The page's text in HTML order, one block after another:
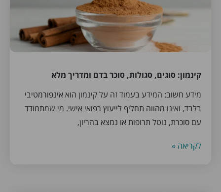
קינמון: סוגים, סגולות, סוכר בדם ומדריך מלא
מידע חשוב: המידע בעמוד זה על קינמון הוא אינפורמטיבי
בלבד, ואינו מהווה תחליף לייעוץ רפואי אישי. מי שמתמודד
עם סוכרת, נוטל תרופות או נמצא בהריון,
לקריאה »